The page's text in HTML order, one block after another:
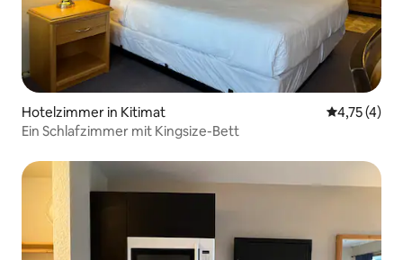
Hotelzimmer in Kitimat
4,75 (4)
Ein Schlafzimmer mit Kingsize-Bett